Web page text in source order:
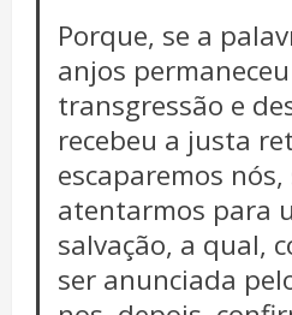
Porque, se a
anjos
transgressão e
recebeu a justa
escaparemos nós,
atentarmos para
salvação, a qual,
ser anunciada